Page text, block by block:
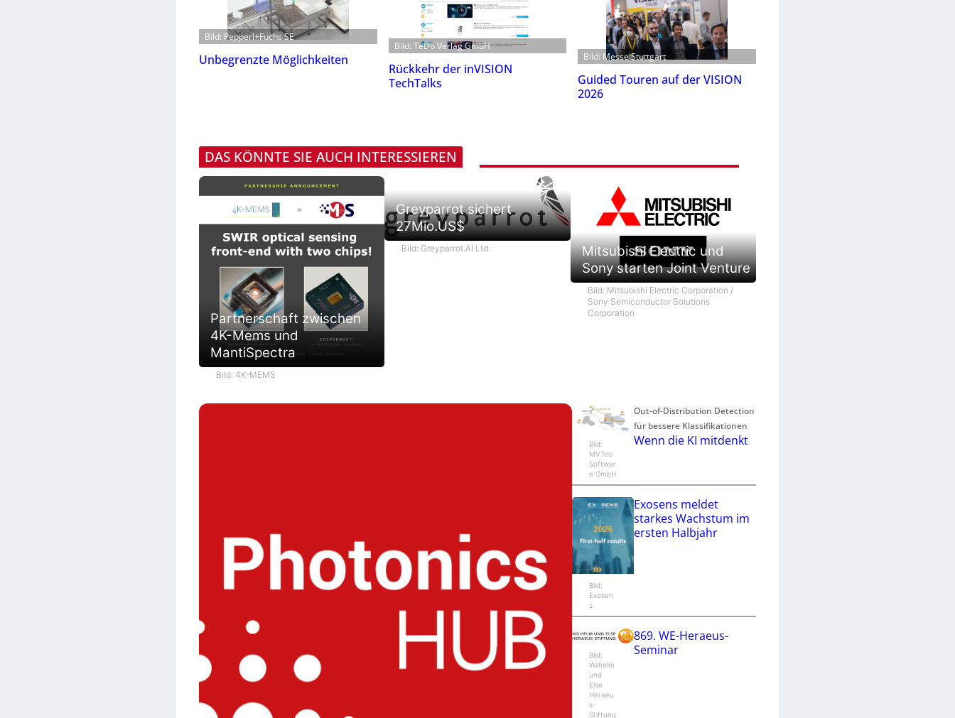
Bild: Pepperl+Fuchs SE
Unbegrenzte Möglichkeiten
Bild: TeDo Verlag GmbH
Rückkehr der inVISION
TechTalks
Bild: Messe Stuttgart
Guided Touren auf der VISION
2026
DAS KÖNNTE SIE AUCH INTERESSIEREN
Partnerschaft zwischen
4K-Mems und
MantiSpectra
Bild: 4K-MEMS
Greyparrot sichert
27Mio.US$
Bild: Greyparrot.AI Ltd.
Mitsubishi Electric und
Sony starten Joint Venture
Bild: Mitsubishi Electric Corporation /
Sony Semiconductor Solutions
Corporation
Bild:
MVTec
Softwar
e GmbH
Out-of-Distribution Detection
für bessere Klassifikationen
Wenn die KI mitdenkt
Bild:
Exosen
s
Exosens meldet
starkes Wachstum im
ersten Halbjahr
Bild:
Wilhelm
und
Else
Heraeu
s-
Stiftung
869. WE-Heraeus-
Seminar